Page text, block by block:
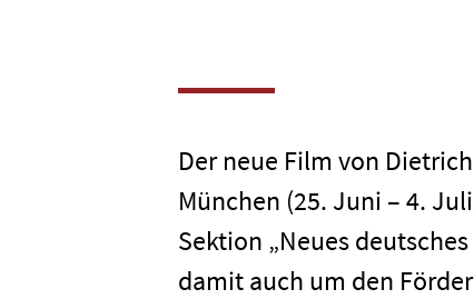
Der neue Film von
München (25. Juni – 4.
Sektion „Neues
damit auch um den